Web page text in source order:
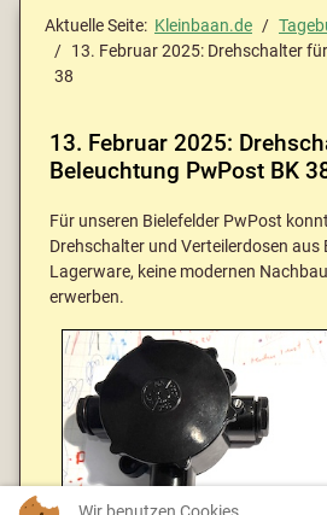
Aktuelle Seite: Kleinbaan.de
13. Februar 2025: Drehschalter
38
13. Februar 2025:
Beleuchtung PwPost BK
Für unseren Bielefelder PwPost
Drehschalter und Verteilerdosen aus
Lagerware, keine modernen
erwerben.